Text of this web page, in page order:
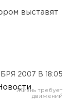
выставят
2007 В 18:05